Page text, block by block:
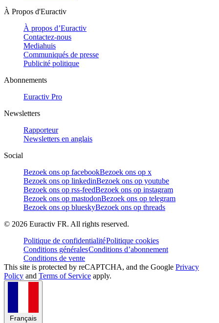
À Propos d'Euractiv
À propos d’Euractiv
Contactez-nous
Mediahuis
Communiqués de presse
Publicité politique
Abonnements
Euractiv Pro
Newsletters
Rapporteur
Newsletters en anglais
Social
Bezoek ons op facebookBezoek ons op x
Bezoek ons op linkedinBezoek ons op youtube
Bezoek ons op rss-feedBezoek ons op instagram
Bezoek ons op mastodonBezoek ons op telegram
Bezoek ons op blueskyBezoek ons op threads
© 2026 Euractiv FR. All rights reserved.
Politique de confidentialitéPolitique cookies
Conditions généralesConditions d’abonnement
Conditions de vente
This site is protected by reCAPTCHA, and the Google Privacy
Policy and Terms of Service apply.
Français